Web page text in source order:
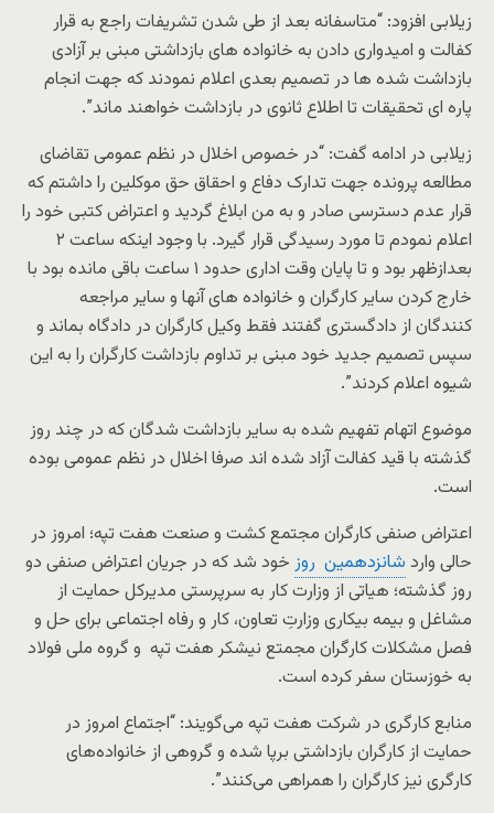
زیلابی افزود: “متاسفانه بعد از طی شدن تشریفات راجع به قرار
کفالت و امیدواری دادن به خانواده های بازداشتی مبنی بر آزادی
بازداشت شده ها در تصمیم بعدی اعلام نمودند که جهت انجام
پاره ای تحقیقات تا اطلاع ثانوی در بازداشت خواهند ماند”.
زیلابی در ادامه گفت: “در خصوص اخلال در نظم عمومی تقاضای
مطالعه پرونده جهت تدارک دفاع و احقاق حق موکلین را داشتم که
قرار عدم دسترسی صادر و به من ابلاغ گردید و اعتراض کتبی خود را
اعلام نمودم تا مورد رسیدگی قرار گیرد. با وجود اینکه ساعت ۲
بعدازظهر بود و تا پایان وقت اداری حدود ۱ ساعت باقی مانده بود با
خارج کردن سایر کارگران و خانواده های آنها و سایر مراجعه
کنندگان از دادگستری گفتند فقط وکیل کارگران در دادگاه بماند و
سپس تصمیم جدید خود مبنی بر تداوم بازداشت کارگران را به این
شیوه اعلام کردند”.
موضوع اتهام تفهیم شده به سایر بازداشت شدگان که در چند روز
گذشته با قید کفالت آزاد شده اند صرفا اخلال در نظم عمومی بوده
است.
اعتراض صنفی کارگران مجتمع کشت و صنعت هفت تپه؛ امروز در
حالی وارد شانزدهمین روز خود شد که در جریان اعتراض صنفی دو
روز گذشته؛ هیاتی از وزارت کار به سرپرستی مدیرکل حمایت از
مشاغل و بیمه بیکاری وزارتِ تعاون، کار و رفاه اجتماعی برای حل و
فصل مشکلات کارگران مجمتع نیشکر هفت تپه و گروه ملی فولاد
به خوزستان سفر کرده است.
منابع کارگری در شرکت هفت تپه می‌گویند: “اجتماع امروز در
حمایت از کارگران بازداشتی برپا شده و گروهی از خانواده‌های
کارگری نیز کارگران را همراهی می‌کنند”.